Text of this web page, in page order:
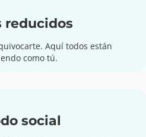
reducidos
Aquí todos están
como tú.
social